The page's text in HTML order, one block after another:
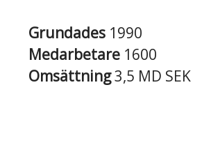
Grundades 1990
Medarbetare 1600
Omsättning3,5 MD SEK